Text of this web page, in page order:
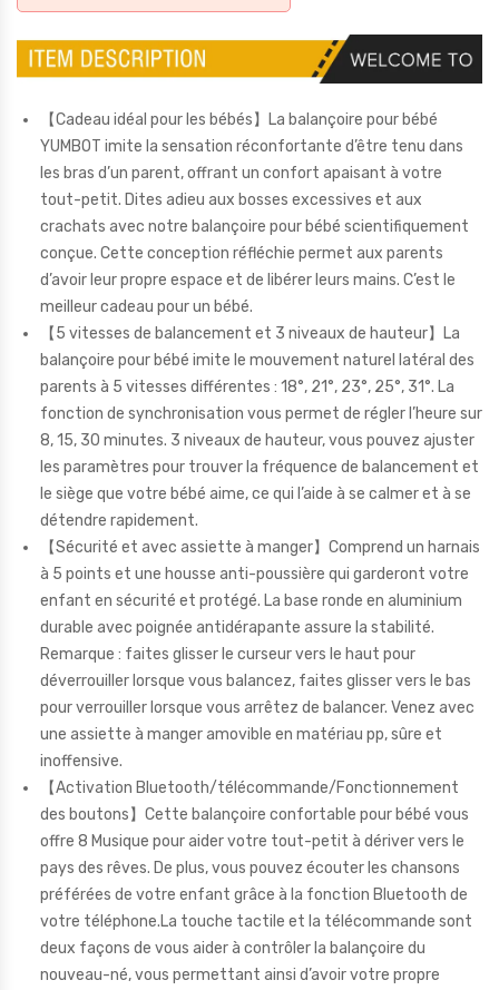
【Cadeau idéal pour les bébés】La balançoire pour bébé
YUMBOT imite la sensation réconfortante d’être tenu dans
les bras d’un parent, offrant un confort apaisant à votre
tout-petit. Dites adieu aux bosses excessives et aux
crachats avec notre balançoire pour bébé scientifiquement
conçue. Cette conception réfléchie permet aux parents
d’avoir leur propre espace et de libérer leurs mains. C’est le
meilleur cadeau pour un bébé.
【5 vitesses de balancement et 3 niveaux de hauteur】La
balançoire pour bébé imite le mouvement naturel latéral des
parents à 5 vitesses différentes : 18°, 21°, 23°, 25°, 31°. La
fonction de synchronisation vous permet de régler l’heure sur
8, 15, 30 minutes. 3 niveaux de hauteur, vous pouvez ajuster
les paramètres pour trouver la fréquence de balancement et
le siège que votre bébé aime, ce qui l’aide à se calmer et à se
détendre rapidement.
【Sécurité et avec assiette à manger】Comprend un harnais
à 5 points et une housse anti-poussière qui garderont votre
enfant en sécurité et protégé. La base ronde en aluminium
durable avec poignée antidérapante assure la stabilité.
Remarque : faites glisser le curseur vers le haut pour
déverrouiller lorsque vous balancez, faites glisser vers le bas
pour verrouiller lorsque vous arrêtez de balancer. Venez avec
une assiette à manger amovible en matériau pp, sûre et
inoffensive.
【Activation Bluetooth/télécommande/Fonctionnement
des boutons】Cette balançoire confortable pour bébé vous
offre 8 Musique pour aider votre tout-petit à dériver vers le
pays des rêves. De plus, vous pouvez écouter les chansons
préférées de votre enfant grâce à la fonction Bluetooth de
votre téléphone.La touche tactile et la télécommande sont
deux façons de vous aider à contrôler la balançoire du
nouveau-né, vous permettant ainsi d’avoir votre propre